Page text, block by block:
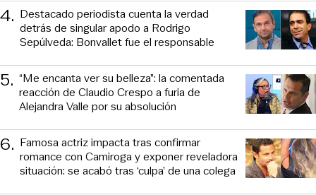
4. Destacado periodista cuenta la verdad
detrás de singular apodo a Rodrigo
Sepúlveda: Bonvallet fue el responsable
5. “Me encanta ver su belleza”: la comentada
reacción de Claudio Crespo a furia de
Alejandra Valle por su absolución
6. Famosa actriz impacta tras confirmar
romance con Camiroga y exponer reveladora
situación: se acabó tras ‘culpa’ de una colega